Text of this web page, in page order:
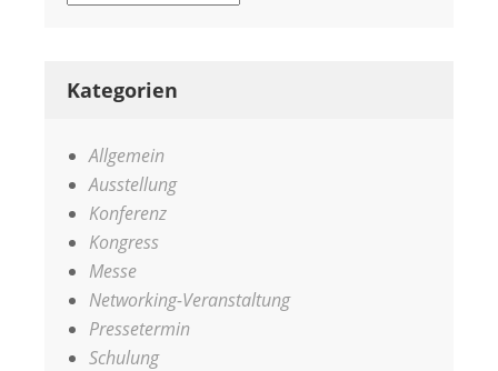
Kategorien
Allgemein
Ausstellung
Konferenz
Kongress
Messe
Networking-Veranstaltung
Pressetermin
Schulung